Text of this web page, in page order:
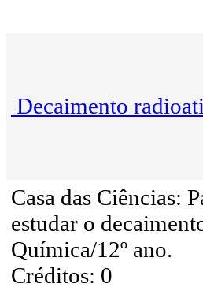
Decaimento
Casa das Ciências:
estudar o
Química/12º ano.
Créditos: 0